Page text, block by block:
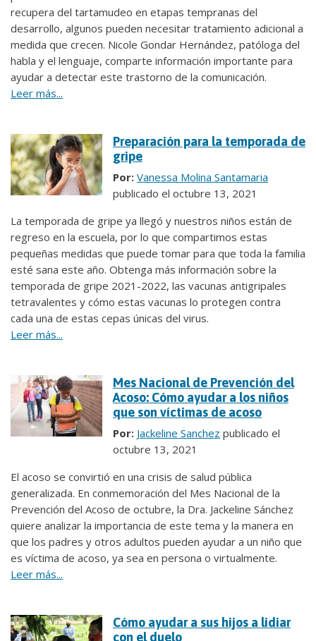
recupera del tartamudeo en etapas tempranas del
desarrollo, algunos pueden necesitar tratamiento adicional a
medida que crecen. Nicole Gondar Hernández, patóloga del
habla y el lenguaje, comparte información importante para
ayudar a detectar este trastorno de la comunicación.
Leer más...
Preparación para la temporada de
gripe
Por: Vanessa Molina Santamaria
publicado el octubre 13, 2021
La temporada de gripe ya llegó y nuestros niños están de
regreso en la escuela, por lo que compartimos estas
pequeñas medidas que puede tomar para que toda la familia
esté sana este año. Obtenga más información sobre la
temporada de gripe 2021-2022, las vacunas antigripales
tetravalentes y cómo estas vacunas lo protegen contra
cada una de estas cepas únicas del virus.
Leer más...
Mes Nacional de Prevención del
Acoso: Cómo ayudar a los niños
que son víctimas de acoso
Por: Jackeline Sanchez publicado el
octubre 13, 2021
El acoso se convirtió en una crisis de salud pública
generalizada. En conmemoración del Mes Nacional de la
Prevención del Acoso de octubre, la Dra. Jackeline Sánchez
quiere analizar la importancia de este tema y la manera en
que los padres y otros adultos pueden ayudar a un niño que
es víctima de acoso, ya sea en persona o virtualmente.
Leer más...
Cómo ayudar a sus hijos a lidiar
con el duelo